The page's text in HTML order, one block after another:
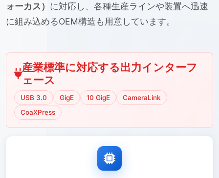
ォーカス） に対応し、各種生産ラインや装置へ迅速
に組み込めるOEM構造も用意しています。
産業標準に対応する出力インターフ
ェース
USB 3.0 GigE 10 GigE
CameraLink
CoaXPress